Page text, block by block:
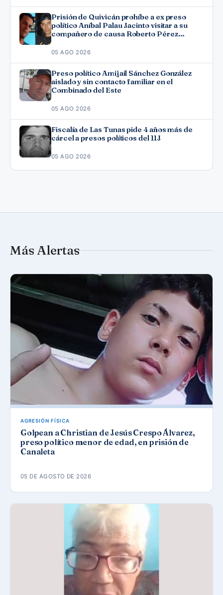
Prisión de Quivicán prohíbe a ex preso
político Aníbal Palau Jacinto visitar a su
compañero de causa Roberto Pérez
05 AGO 2026
Preso político Amijail Sánchez González
aislado y sin contacto familiar en el
Combinado del Este
05 AGO 2026
Fiscalía de Las Tunas pide 4 años más de
cárcel a presos políticos del 11J
05 AGO 2026
Más Alertas
AGRESIÓN FÍSICA
Golpean a Christian de Jesús Crespo Álvarez,
preso político menor de edad, en prisión de
Canaleta
05 DE AGOSTO DE 2026